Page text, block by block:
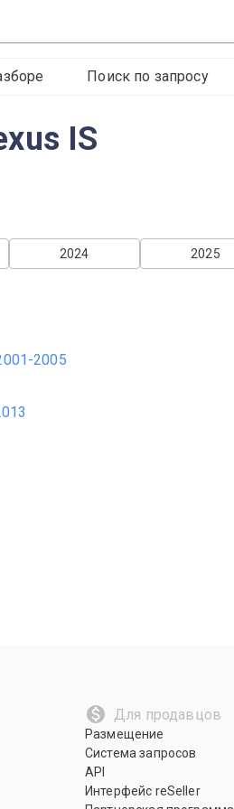
Поиск по запросу
IS
2025
2024
2005
Для продавцов
Размещение
Система запросов
API
Интерфейс reSeller